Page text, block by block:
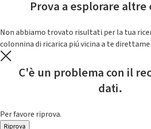
Prova a esplorare
Non abbiamo trovato risultati per la tua
colonnina di ricarica piú vicina a te
C'è un problema con il
dati.
Per favore riprova.
Riprova